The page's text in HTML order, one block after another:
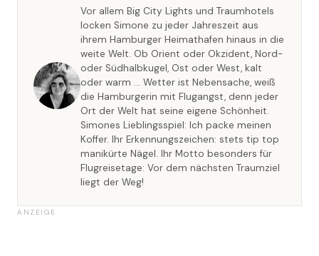
Vor allem Big City Lights und Traumhotels
locken Simone zu jeder Jahreszeit aus
ihrem Hamburger Heimathafen hinaus in die
weite Welt. Ob Orient oder Okzident, Nord-
oder Südhalbkugel, Ost oder West, kalt
oder warm … Wetter ist Nebensache, weiß
die Hamburgerin mit Flugangst, denn jeder
Ort der Welt hat seine eigene Schönheit.
Simones Lieblingsspiel: Ich packe meinen
Koffer. Ihr Erkennungszeichen: stets tip top
manikürte Nägel. Ihr Motto besonders für
Flugreisetage: Vor dem nächsten Traumziel
liegt der Weg!
ANZEIGE